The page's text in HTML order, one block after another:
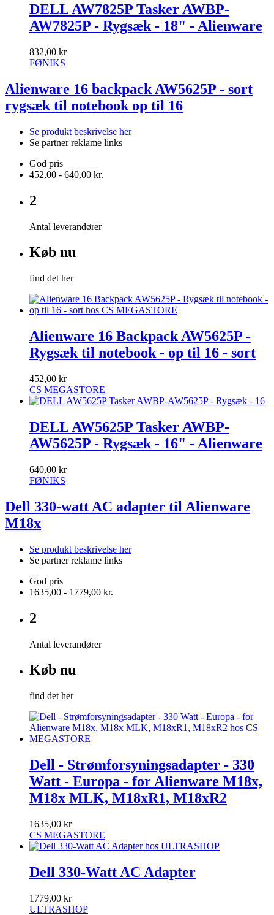
DELL AW7825P Tasker AWBP-
AW7825P - Rygsæk - 18" - Alienware
832,00 kr
FØNIKS
Alienware 16 backpack AW5625P - sort
rygsæk til notebook op til 16
Se produkt beskrivelse her
Se partner reklame links
God pris
452,00 - 640,00 kr.
2
Antal leverandører
Køb nu
find det her
Alienware 16 Backpack AW5625P -
Rygsæk til notebook - op til 16 - sort
452,00 kr
CS MEGASTORE
DELL AW5625P Tasker AWBP-
AW5625P - Rygsæk - 16" - Alienware
640,00 kr
FØNIKS
Dell 330-watt AC adapter til Alienware
M18x
Se produkt beskrivelse her
Se partner reklame links
God pris
1635,00 - 1779,00 kr.
2
Antal leverandører
Køb nu
find det her
Dell - Strømforsyningsadapter - 330
Watt - Europa - for Alienware M18x,
M18x MLK, M18xR1, M18xR2
1635,00 kr
CS MEGASTORE
Dell 330-Watt AC Adapter
1779,00 kr
ULTRASHOP